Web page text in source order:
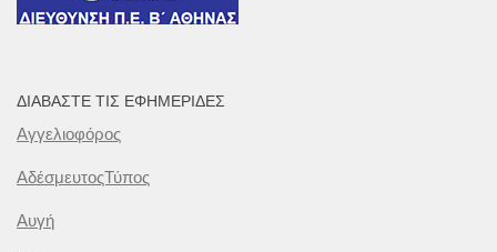
ΔΙΑΒΆΣΤΕ ΤΙΣ ΕΦΗΜΕΡΊΔΕΣ
Αγγελιοφόρος
ΑδέσμευτοςΤύπος
Αυγή